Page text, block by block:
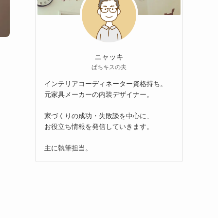
ニャッキ
ぱちキスの夫
インテリアコーディネーター資格持ち。
元家具メーカーの内装デザイナー。
家づくりの成功・失敗談を中心に、
お役立ち情報を発信していきます。
主に執筆担当。